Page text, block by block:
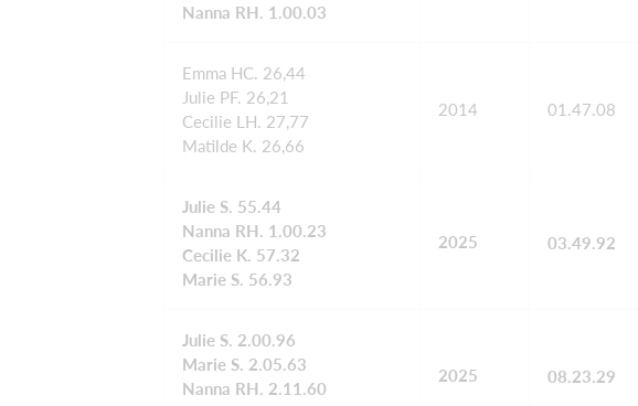
Nanna RH. 1.00.03
Emma HC. 26,44
Julie PF. 26,21
Cecilie LH. 27,77
Matilde K. 26,66
2014 01.47.08
Julie S. 55.44
Nanna RH. 1.00.23
Cecilie K. 57.32
Marie S. 56.93
2025 03.49.92
Julie S. 2.00.96
Marie S. 2.05.63
Nanna RH. 2.11.60
2025 08.23.29